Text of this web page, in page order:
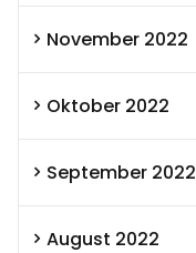
November 2022
Oktober 2022
September 2022
August 2022